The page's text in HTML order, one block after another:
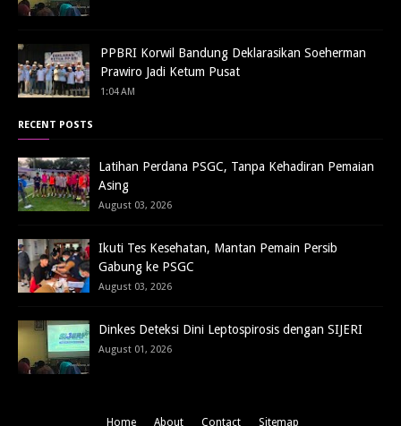
PPBRI Korwil Bandung Deklarasikan Soeherman
Prawiro Jadi Ketum Pusat
1:04 AM
RECENT POSTS
Latihan Perdana PSGC, Tanpa Kehadiran Pemaian
Asing
August 03, 2026
Ikuti Tes Kesehatan, Mantan Pemain Persib
Gabung ke PSGC
August 03, 2026
Dinkes Deteksi Dini Leptospirosis dengan SIJERI
August 01, 2026
Home About Contact Sitemap